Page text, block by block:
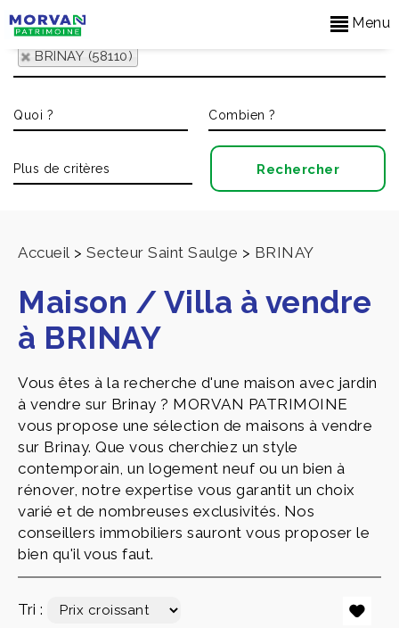
Menu
BRINAY (58110)
Accueil > Secteur Saint Saulge > BRINAY
Maison / Villa à vendre
à BRINAY
Vous êtes à la recherche d'une maison avec jardin
à vendre sur Brinay ? MORVAN PATRIMOINE
vous propose une sélection de maisons à vendre
sur Brinay. Que vous cherchiez un style
contemporain, un logement neuf ou un bien à
rénover, notre expertise vous garantit un choix
varié et de nombreuses exclusivités. Nos
conseillers immobiliers sauront vous proposer le
bien qu'il vous faut.
Tri :